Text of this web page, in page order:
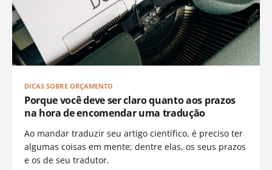
DICAS SOBRE ORÇAMENTO
Porque você deve ser claro quanto aos prazos
na hora de encomendar uma tradução
Ao mandar traduzir seu artigo científico, é preciso ter
algumas coisas em mente; dentre elas, os seus prazos
e os de seu tradutor.